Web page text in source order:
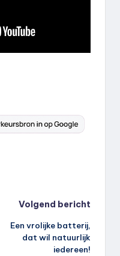
Volgend bericht
Een vrolijke batterij,
dat wil natuurlijk
iedereen!